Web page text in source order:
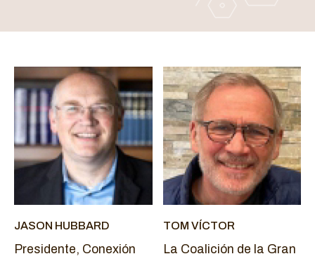
JASON HUBBARD
Presidente, Conexión
TOM VÍCTOR
La Coalición de la Gran